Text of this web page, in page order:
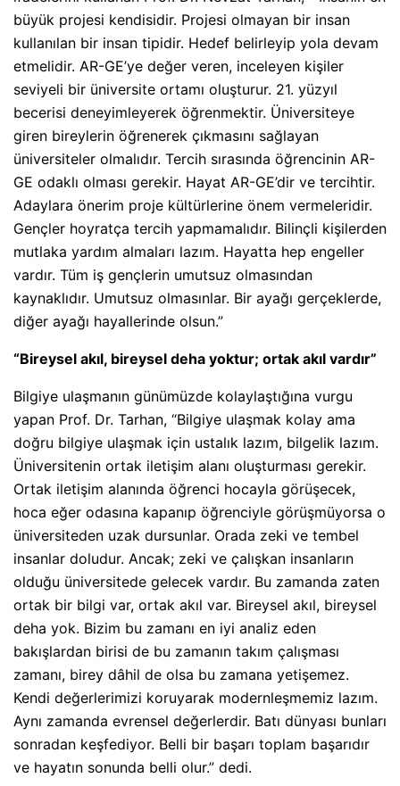
büyük projesi kendisidir. Projesi olmayan bir insan
kullanılan bir insan tipidir. Hedef belirleyip yola devam
etmelidir. AR-GE’ye değer veren, inceleyen kişiler
seviyeli bir üniversite ortamı oluşturur. 21. yüzyıl
becerisi deneyimleyerek öğrenmektir. Üniversiteye
giren bireylerin öğrenerek çıkmasını sağlayan
üniversiteler olmalıdır. Tercih sırasında öğrencinin AR-
GE odaklı olması gerekir. Hayat AR-GE’dir ve tercihtir.
Adaylara önerim proje kültürlerine önem vermeleridir.
Gençler hoyratça tercih yapmamalıdır. Bilinçli kişilerden
mutlaka yardım almaları lazım. Hayatta hep engeller
vardır. Tüm iş gençlerin umutsuz olmasından
kaynaklıdır. Umutsuz olmasınlar. Bir ayağı gerçeklerde,
diğer ayağı hayallerinde olsun.”
“Bireysel akıl, bireysel deha yoktur; ortak akıl vardır”
Bilgiye ulaşmanın günümüzde kolaylaştığına vurgu
yapan Prof. Dr. Tarhan, “Bilgiye ulaşmak kolay ama
doğru bilgiye ulaşmak için ustalık lazım, bilgelik lazım.
Üniversitenin ortak iletişim alanı oluşturması gerekir.
Ortak iletişim alanında öğrenci hocayla görüşecek,
hoca eğer odasına kapanıp öğrenciyle görüşmüyorsa o
üniversiteden uzak dursunlar. Orada zeki ve tembel
insanlar doludur. Ancak; zeki ve çalışkan insanların
olduğu üniversitede gelecek vardır. Bu zamanda zaten
ortak bir bilgi var, ortak akıl var. Bireysel akıl, bireysel
deha yok. Bizim bu zamanı en iyi analiz eden
bakışlardan birisi de bu zamanın takım çalışması
zamanı, birey dâhil de olsa bu zamana yetişemez.
Kendi değerlerimizi koruyarak modernleşmemiz lazım.
Aynı zamanda evrensel değerlerdir. Batı dünyası bunları
sonradan keşfediyor. Belli bir başarı toplam başarıdır
ve hayatın sonunda belli olur.” dedi.